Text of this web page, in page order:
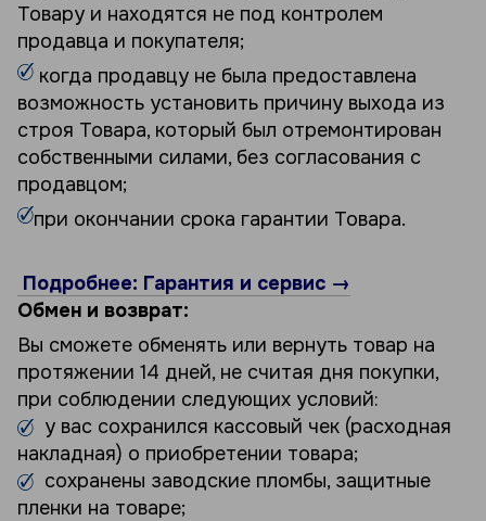
Товару и находятся не под контролем
продавца и покупателя;
когда продавцу не была предоставлена
возможность установить причину выхода из
строя Товара, который был отремонтирован
собственными силами, без согласования с
продавцом;
при окончании срока гарантии Товара.
Подробнее: Гарантия и сервис →
Обмен и возврат:
Вы сможете обменять или вернуть товар на
протяжении 14 дней, не считая дня покупки,
при соблюдении следующих условий:
у вас сохранился кассовый чек (расходная
накладная) о приобретении товара;
сохранены заводские пломбы, защитные
пленки на товаре;